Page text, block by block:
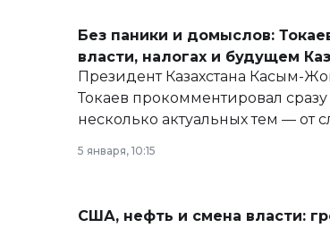
Без паники и домыслов:
власти, налогах и будущем
Президент Казахстана Касым-
Токаев прокомментировал сразу
несколько актуальных тем — от
армии, экономики и личного
5 января, 10:15
США, нефть и смена власти: